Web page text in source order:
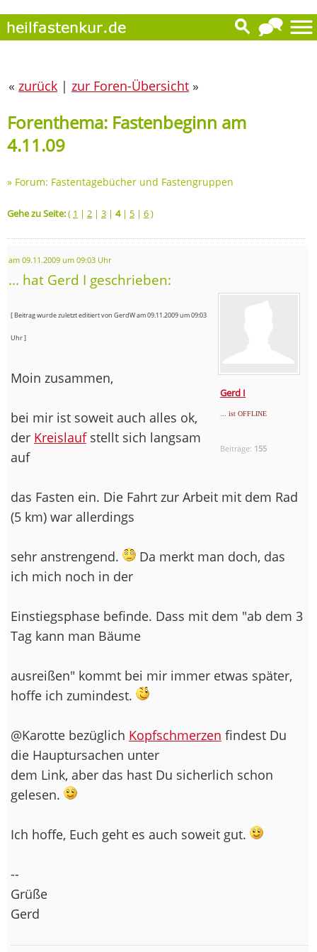
« zurück | zur Foren-Übersicht »
Forenthema: Fastenbeginn am
4.11.09
» Forum: Fastentagebücher und Fastengruppen
Gehe zu Seite:( 1 | 2 | 3 | 4| 5 | 6)
am 09.11.2009 um 09:03 Uhr
... hat Gerd I geschrieben:
Gerd I
... ist OFFLINE
Beiträge: 155
[ Beitrag wurde zuletzt editiert von GerdW am 09.11.2009 um 09:03
Uhr ]
Moin zusammen,
bei mir ist soweit auch alles ok,
der Kreislaufstellt sich langsam
auf
das Fasten ein. Die Fahrt zur Arbeit mit dem Rad
(5 km) war allerdings
sehr anstrengend.
Da merkt man doch, das
ich mich noch in der
Einstiegsphase befinde. Dass mit dem "ab dem 3
Tag kann man Bäume
ausreißen" kommt bei mir immer etwas später,
hoffe ich zumindest.
@Karotte bezüglich Kopfschmerzen findest Du
die Hauptursachen unter
dem Link, aber das hast Du sicherlich schon
gelesen.
Ich hoffe, Euch geht es auch soweit gut.
--
Grüße
Gerd